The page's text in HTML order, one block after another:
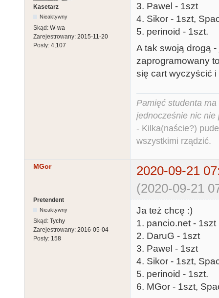
Kasetarz
Nieaktywny
Skąd: W-wa
Zarejestrowany: 2015-11-20
Posty: 4,107
3. Pawel - 1szt
4. Sikor - 1szt,
5. perinoid - 1szt.
A tak swoją drogą
zaprogramowany
się cart wyczyścić
Pamięć studenta
jednocześnie nic nie
- Kilka(naście?)
wszystkimi rządzić.
MGor
2020-09-21
(2020-09-21
Pretendent
Nieaktywny
Skąd: Tychy
Zarejestrowany: 2016-05-04
Posty: 158
Ja też chcę :)
1. pancio.net - 1szt
2. DaruG - 1szt
3. Pawel - 1szt
4. Sikor - 1szt,
5. perinoid - 1szt.
6. MGor - 1szt,